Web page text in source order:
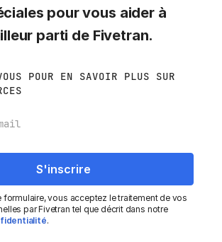
pour vous aider à
parti de Fivetran.
POUR EN SAVOIR PLUS SUR
formulaire, vous acceptez le traitement de vos
par Fivetran tel que décrit dans notre
.